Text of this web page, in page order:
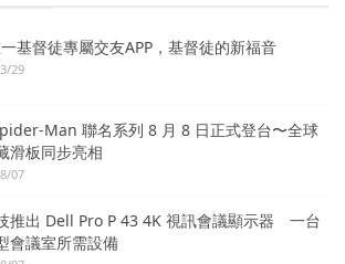
一基督徒專屬交友APP，基督徒的新福音
29
Man 聯名系列 8 月 8 日正式登台〜全球
滑板同步亮相
07
推出 Dell Pro P 43 4K 視訊會議顯示器 一台
會議室所需設備